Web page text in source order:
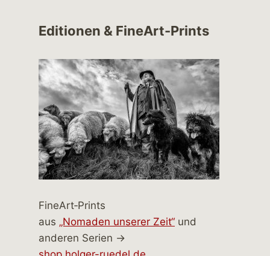
Editionen & FineArt-Prints
FineArt‑Prints
aus „Nomaden unserer Zeit“ und
anderen Serien →